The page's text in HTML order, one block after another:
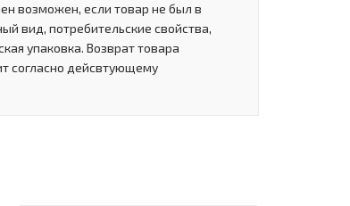
возможен, если товар не был в
вид, потребительские свойства,
упаковка. Возврат товара
согласно дейсвтующему